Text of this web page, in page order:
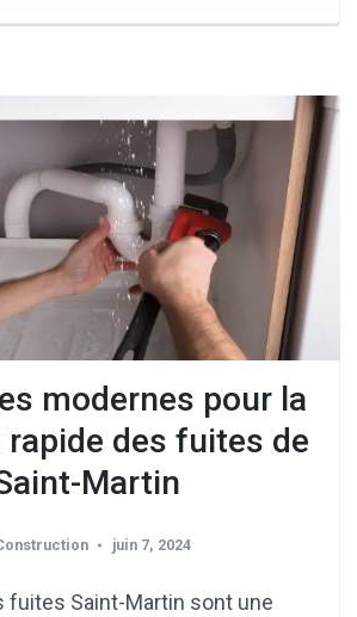
modernes pour la
des fuites de
Martin
juin 7, 2024
fuites Saint-Martin sont une